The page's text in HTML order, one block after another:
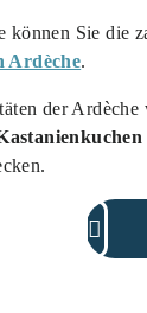
Sie die
Ardèche.
der